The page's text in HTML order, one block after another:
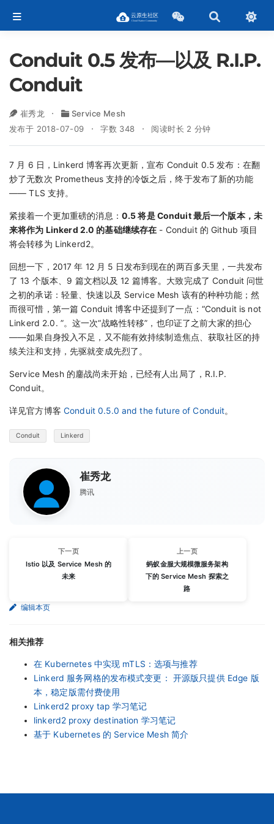
Conduit 0.5 发布—以及 R.I.P.
Conduit
崔秀龙
Service Mesh
发布于 2018-07-09
字数 348 阅读时长 2 分钟
7 月 6 日，Linkerd 博客再次更新，宣布 Conduit 0.5 发布：在翻
炒了无数次 Prometheus 支持的冷饭之后，终于发布了新的功能
—— TLS 支持。
紧接着一个更加重磅的消息： 0.5 将是 Conduit 最后一个版本，未
来将作为 Linkerd 2.0 的基础继续存在 - Conduit 的 Github 项目
将会转移为 Linkerd2。
回想一下，2017 年 12 月 5 日发布到现在的两百多天里，一共发布
了 13 个版本、9 篇文档以及 12 篇博客。大致完成了 Conduit 问世
之初的承诺：轻量、快速以及 Service Mesh 该有的种种功能；然
而很可惜，第一篇 Conduit 博客中还提到了一点：“Conduit is not
Linkerd 2.0. ”。这一次“战略性转移”，也印证了之前大家的担心
——如果自身投入不足，又不能有效持续制造焦点、获取社区的持
续关注和支持，先驱就变成先烈了。
Service Mesh 的鏖战尚未开始，已经有人出局了，R.I.P.
Conduit。
详见官方博客 Conduit 0.5.0 and the future of Conduit。
Conduit Linkerd
崔秀龙
腾讯
下一页
Istio 以及 Service Mesh 的
未来
上一页
蚂蚁金服大规模微服务架构
下的 Service Mesh 探索之
路
编辑本页
相关推荐
在 Kubernetes 中实现 mTLS：选项与推荐
Linkerd 服务网格的发布模式变更： 开源版只提供 Edge 版
本，稳定版需付费使用
Linkerd2 proxy tap 学习笔记
linkerd2 proxy destination 学习笔记
基于 Kubernetes 的 Service Mesh 简介